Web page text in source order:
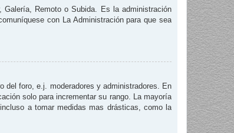
Galería, Remoto o Subida. Es la administración
con La Administración para que sea
del foro, e.j. moderadores y administradores. En
solo para incrementar su rango. La mayoría
a tomar medidas mas drásticas, como la